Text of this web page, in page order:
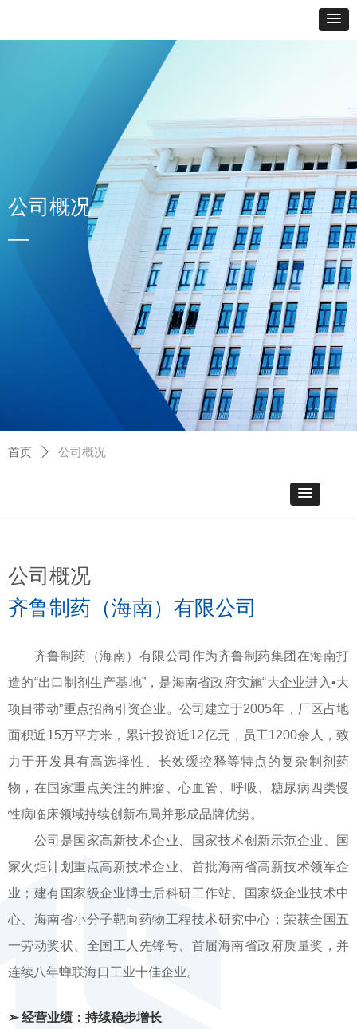
公司概况
—
公司概况
齐鲁制药（海南）有限公司
齐鲁制药（海南）有限公司作为齐鲁制药集团在海南打
造的“出口制剂生产基地”，是海南省政府实施“大企业进入•大
项目带动”重点招商引资企业。公司建立于2005年，厂区占地
面积近15万平方米，累计投资近12亿元，员工1200余人，致
力于开发具有高选择性、长效缓控释等特点的复杂制剂药
物，在国家重点关注的肿瘤、心血管、呼吸、糖尿病四类慢
性病临床领域持续创新布局并形成品牌优势。
公司是国家高新技术企业、国家技术创新示范企业、国
家火炬计划重点高新技术企业、首批海南省高新技术领军企
业；建有国家级企业博士后科研工作站、国家级企业技术中
心、海南省小分子靶向药物工程技术研究中心；荣获全国五
一劳动奖状、全国工人先锋号、首届海南省政府质量奖，并
连续八年蝉联海口工业十佳企业。
➢ 经营业绩：持续稳步增长
首页 ꄲ 公司概况